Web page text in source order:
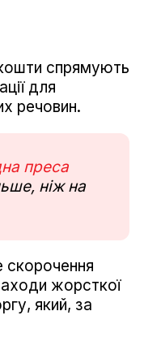
спрямують
для
речовин.
преса
ніж на
скорочення
жорсткої
який, за